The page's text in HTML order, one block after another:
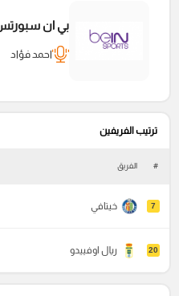
بي ان
احمد فؤاد
ترتيب الفريفين
# الفريق
7 خيتافي
20 ريال اوفييدو